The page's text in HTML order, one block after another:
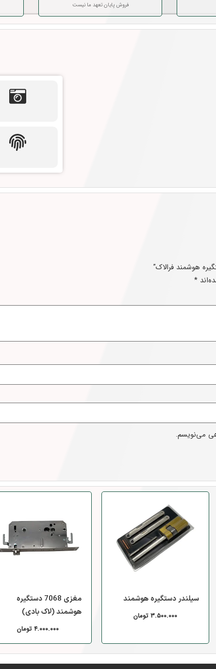
فروش پایان تعهد ما نیست
هوشمند فرالاک”
*
می‌نویسم.
سیلندر دستگیره هوشمند
۳.۵۰۰.۰۰۰ تومان
مغزی 7068 دستگیره
هوشمند (لاک بادی)
۴.۰۰۰.۰۰۰ تومان